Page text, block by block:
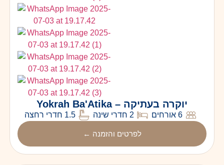
יוקרה בעתיקה – Yokrah Ba'Atika
6 אורחים 2 חדרי שינה 1.5 חדרי רחצה
לפרטים והזמנה ←